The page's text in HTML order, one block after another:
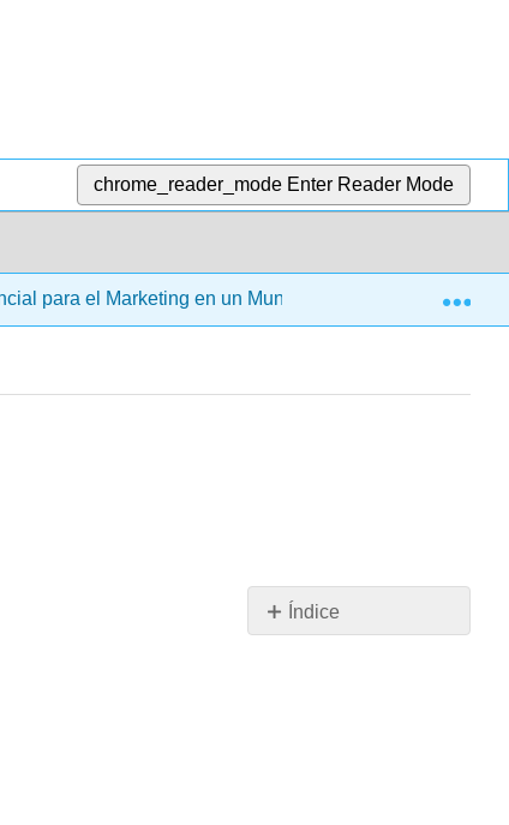
chrome_reader_mode Enter Reader Mode
para el Marketing en un Mundo Digital (Stokes)
Índice